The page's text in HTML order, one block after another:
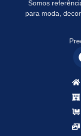
Somos
para moda,